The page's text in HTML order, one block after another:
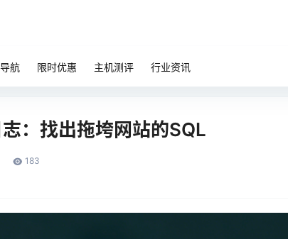
航 限时优惠 主机测评 行业资讯
：找出拖垮网站的SQL
183